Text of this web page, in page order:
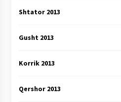
Shtator 2013
Gusht 2013
Korrik 2013
Qershor 2013